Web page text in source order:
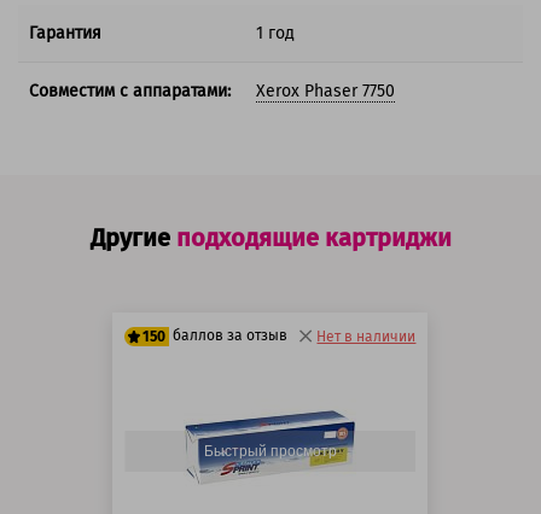
Гарантия 1 год
Совместим с аппаратами: Xerox Phaser 7750
Другие подходящие картриджи
150 баллов за отзыв
150 баллов
Нет в наличии
Быстрый просмотр